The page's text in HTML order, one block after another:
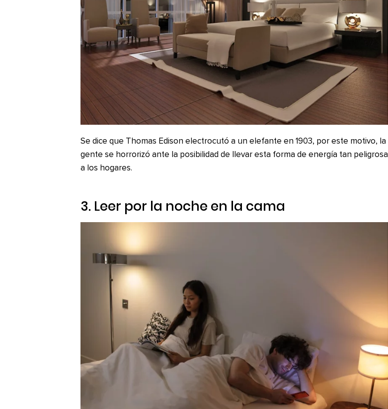
Se dice que Thomas Edison electrocutó a un elefante en 1903, por este motivo, la
gente se horrorizó ante la posibilidad de llevar esta forma de energía tan peligrosa
a los hogares.
3. Leer por la noche en la cama